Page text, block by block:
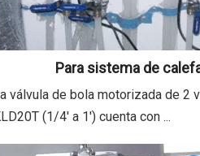
Para sistema de
válvula de bola motorizada de 2
(1/4' a 1') cuenta con ...